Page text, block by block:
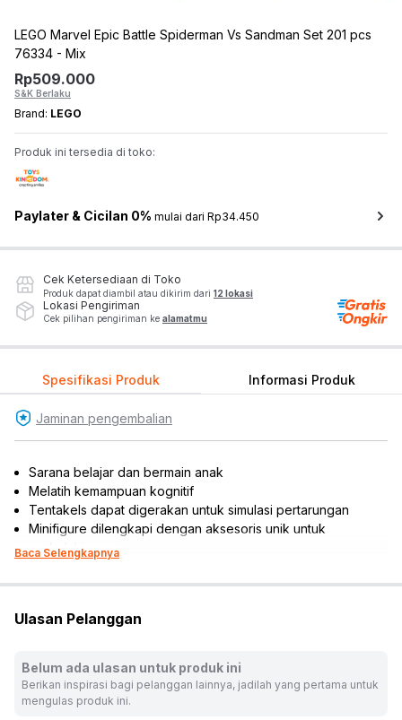
LEGO Marvel Epic Battle Spiderman Vs Sandman Set 201 pcs
76334 - Mix
Rp509.000
S&K Berlaku
Brand: LEGO
Produk ini tersedia di toko:
Paylater & Cicilan 0% mulai dari Rp34.450
Cek Ketersediaan di Toko
Produk dapat diambil atau dikirim dari 12 lokasi
Lokasi Pengiriman
Cek pilihan pengiriman ke alamatmu
Spesifikasi Produk Informasi Produk
Jaminan pengembalian
Sarana belajar dan bermain anak
Melatih kemampuan kognitif
Tentakels dapat digerakan untuk simulasi pertarungan
Minifigure dilengkapi dengan aksesoris unik untuk
perkelahian
Venom)
Cocok dijadikan koleksi, hiasan miniatur, atau referensi
Rekomendasi umur pengguna: 9 tahun ke atas
Rekomendasi gender pengguna: unisex
Karakter: Spider-Man
Baca Selengkapnya
Ulasan Pelanggan
Belum ada ulasan untuk produk ini
Berikan inspirasi bagi pelanggan lainnya, jadilah yang pertama untuk
mengulas produk ini.